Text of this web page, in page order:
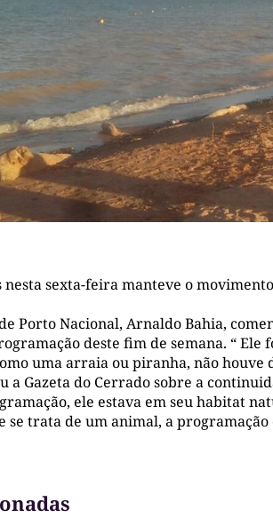
sexta-feira manteve o
Porto Nacional, Arnaldo Bahia,
deste fim de semana. “
uma arraia ou piranha, não houve
a Gazeta do Cerrado sobre a
ele estava em seu habitat
se trata de um animal, a programação